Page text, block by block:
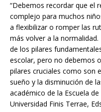
“Debemos recordar que el
complejo para muchos
a flexibilizar o romper las
más volver a la
de los pilares
escolar, pero no debemos
pilares cruciales como son
sueño y la disminución de
académico de la Escuela
Universidad Finis Terrae,